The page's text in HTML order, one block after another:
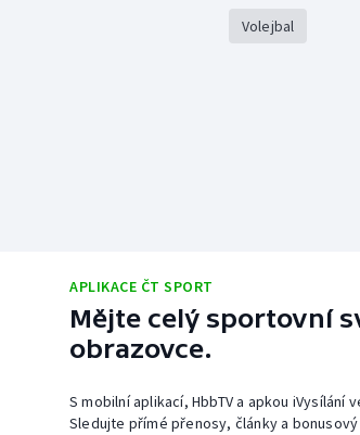
Volejbal
APLIKACE ČT SPORT
Mějte celý sportovní
obrazovce.
S mobilní aplikací, HbbTV a apkou
Sledujte přímé přenosy, články a